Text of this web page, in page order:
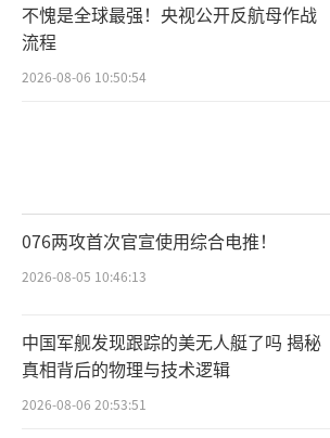
不愧是全球最强！央视公开反航母作战
流程
2026-08-06 10:50:54
076两攻首次官宣使用综合电推！
2026-08-05 10:46:13
中国军舰发现跟踪的美无人艇了吗 揭秘
真相背后的物理与技术逻辑
2026-08-06 20:53:51